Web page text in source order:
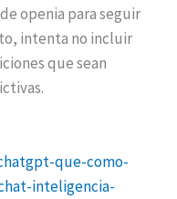
openia para seguir
intenta no incluir
que sean
que-como-
inteligencia-